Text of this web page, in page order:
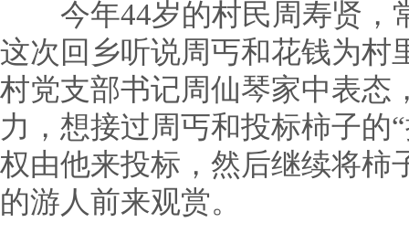
今年44岁的村民周寿贤，
这次回乡听说周丐和花钱为村
村党支部书记周仙琴家中表态
力，想接过周丐和投标柿子的
权由他来投标，然后继续将柿
的游人前来观赏。